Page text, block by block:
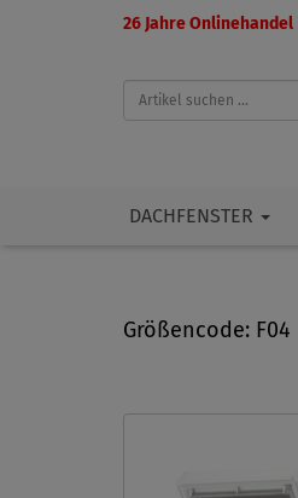
26 Jahre Onlinehandel
DACHFENSTER
Größencode: F04